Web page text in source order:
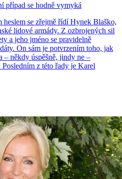
případ se hodně vymyká
se zřejmě řídí Hynek Blaško,
lidové armády. Z ozbrojených sil
a jeho jméno se pravidelně
On sám je potvrzením toho, jak
– někdy úspěšně, jindy ne –
z této řady je Karel